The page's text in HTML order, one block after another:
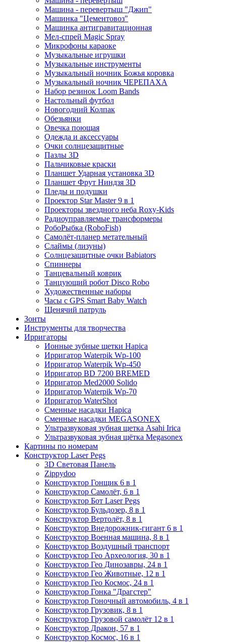
Машина - перевертыш "Джип"
Машинка "Цементовоз"
Машинка антигравитационная
Мел-спрей Magic Spray
Микрофоны караоке
Музыкальные игрушки
Музыкальные инструменты
Музыкальный ночник Божья коровка
Музыкальный ночник ЧЕРЕПАХА
Набор резинок Loom Bands
Настольный футбол
Новогодний Колпак
Обезьянки
Овечка поющая
Одежда и аксессуары
Очки солнцезащитные
Пазлы 3D
Пальчиковые краски
Планшет Ударная установка 3D
Планшет Фрут Ниндзя 3D
Пледы и подушки
Проектор Star Master 9 в 1
Проекторы звездного неба Roxy-Kids
Радиоуправляемые трансформеры
РобоРыбка (RoboFish)
Самолёт-планер метательный
Слаймы (лизуны)
Солнцезащитные очки Babiators
Спиннеры
Танцевальный коврик
Танцующий робот Disco Robo
Художественные наборы
Часы с GPS Smart Baby Watch
Щенячий патруль
Зонты
Инструменты для творчества
Ирригаторы
Ионные зубные щетки Hapica
Ирригатор Waterpik Wp-100
Ирригатор Waterpik Wp-450
Ирригатор BD 7200 BREMED
Ирригатор Med2000 Solido
Ирригатор Waterpik Wp-70
Ирригатор WaterShot
Сменные насадки Hapica
Сменные насадки MEGASONEX
Ультразвуковая зубная щетка Asahi Irica
Ультразвуковая зубная щётка Megasonex
Картины по номерам
Конструктор Laser Pegs
3D Световая Панель
Zippydoo
Конструктор Гонщик 6 в 1
Конструктор Cамолёт, 6 в 1
Конструктор Бот Laser Pegs
Конструктор Бульдозер, 8 в 1
Конструктор Вертолёт, 8 в 1
Конструктор Внедорожник-гигант 6 в 1
Конструктор Военная машина, 8 в 1
Конструктор Воздушный транспорт
Конструктор Гео Археология, 30 в 1
Конструктор Гео Динозавры, 24 в 1
Конструктор Гео Животные, 12 в 1
Конструктор Гео Космос, 24 в 1
Конструктор Гонка "Драгстер"
Конструктор Гоночный автомобиль, 4 в 1
Конструктор Грузовик, 8 в 1
Конструктор Грузовой самолёт 12 в 1
Конструктор Дракон, 57 в 1
Конструктор Космос, 16 в 1